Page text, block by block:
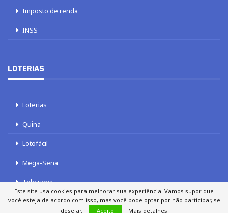
Imposto de renda
INSS
LOTERIAS
Loterias
Quina
Lotofácil
Mega-Sena
Tele sena
Este site usa cookies para melhorar sua experiência. Vamos supor que
você esteja de acordo com isso, mas você pode optar por não participar, se
desejar.
Aceito Mais detalhes